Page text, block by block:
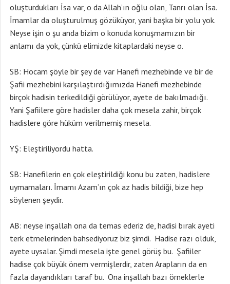
oluşturdukları İsa var, o da Allah’ın oğlu olan, Tanrı olan İsa.
İmamlar da oluşturulmuş gözüküyor, yani başka bir yolu yok.
Neyse işin o şu anda bizim o konuda konuşmamızın bir
anlamı da yok, çünkü elimizde kitaplardaki neyse o.
SB: Hocam şöyle bir şey de var Hanefi mezhebinde ve bir de
Şafii mezhebini karşılaştırdığımızda Hanefi mezhebinde
birçok hadisin terkedildiği görülüyor, ayete de bakılmadığı.
Yani Şafiilere göre hadisler daha çok mesela zahir, birçok
hadislere göre hüküm verilmemiş mesela.
YŞ: Eleştiriliyordu hatta.
SB: Hanefilerin en çok eleştirildiği konu bu zaten, hadislere
uymamaları. İmamı Azam’ın çok az hadis bildiği, bize hep
söylenen şeydir.
AB: neyse inşallah ona da temas ederiz de, hadisi bırak ayeti
terk etmelerinden bahsediyoruz biz şimdi. Hadise razı olduk,
ayete uysalar. Şimdi mesela işte genel görüş bu. Şafiiler
hadise çok büyük önem vermişlerdir, zaten Arapların da en
fazla dayandıkları taraf bu. Ona inşallah bazı örneklerle